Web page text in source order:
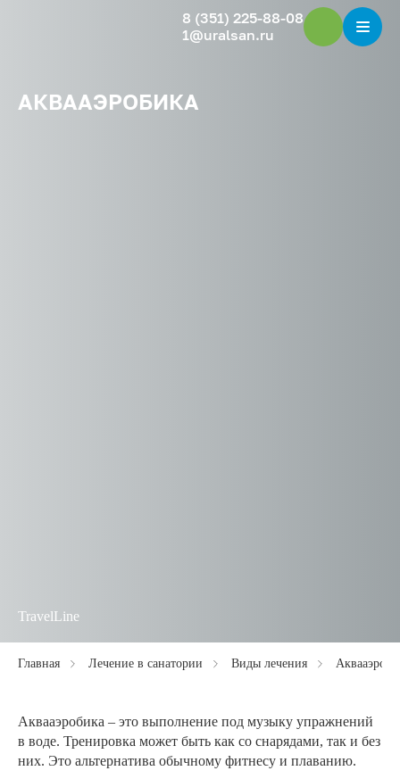
8 (351) 225-88-08
1@uralsan.ru
АКВААЭРОБИКА
TravelLine
Главная Лечение в санатории Виды лечения
Аквааэробика – это выполнение под музыку упражнений
в воде. Тренировка может быть как со снарядами, так и без
них. Это альтернатива обычному фитнесу и плаванию.